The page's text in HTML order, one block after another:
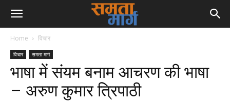
Home विचार
विचार समता मार्ग
भाषा में संयम बनाम आचरण की भाषा
– अरुण कुमार त्रिपाठी